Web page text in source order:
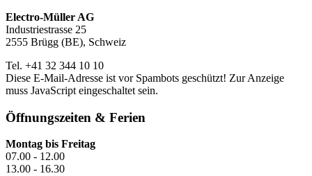
Electro-Müller AG
Industriestrasse 25
2555 Brügg (BE), Schweiz
Tel. +41 32 344 10 10
Diese E-Mail-Adresse ist vor Spambots geschützt! Zur Anzeige
muss JavaScript eingeschaltet sein.
Öffnungszeiten & Ferien
Montag bis Freitag
07.00 - 12.00
13.00 - 16.30